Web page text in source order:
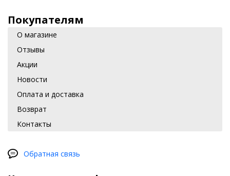
Покупателям
О магазине
Отзывы
Акции
Новости
Оплата и доставка
Возврат
Контакты
Обратная связь